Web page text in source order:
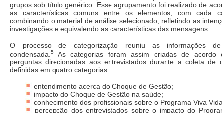
grupos sob título genérico. Esse agrupamento foi realizado de
as características comuns entre os elementos, com cada
combinando o material de análise selecionado, refletindo as
investigações e equivalendo as características das mensagens.
O processo de categorização reuniu as informações
condensada. 5
As categorias foram assim criadas de acordo
perguntas direcionadas aos entrevistados durante a coleta de
definidas em quatro categorias:
entendimento acerca do Choque de Gestão;
impacto do Choque de Gestão na saúde;
conhecimento dos profissionais sobre o Programa Viva
percepção dos entrevistados sobre o impacto do